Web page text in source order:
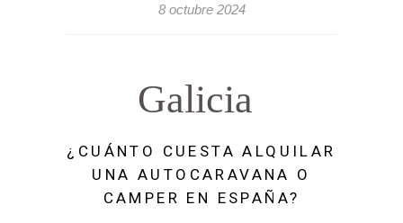
8 octubre 2024
Galicia
¿CUÁNTO CUESTA ALQUILAR
UNA AUTOCARAVANA O
CAMPER EN ESPAÑA?